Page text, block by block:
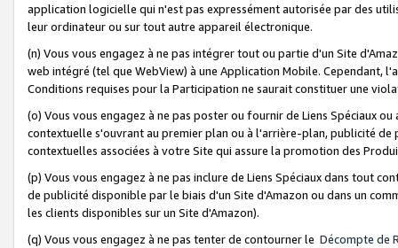
application logicielle qui n'est pas expressément autorisée par des
leur ordinateur ou sur tout autre appareil électronique.
(n) Vous vous engagez à ne pas intégrer tout ou partie d'un Site
web intégré (tel que WebView) à une Application Mobile. Cependant,
Conditions requises pour la Participation ne saurait constituer une
(o) Vous vous engagez à ne pas poster ou fournir de Liens Spéciaux
contextuelle s'ouvrant au premier plan ou à l'arrière-plan, publicité
contextuelles associées à votre Site qui assure la promotion des
(p) Vous vous engagez à ne pas inclure de Liens Spéciaux dans tout
de publicité disponible par le biais d'un Site d'Amazon ou dans un
les clients disponibles sur un Site d'Amazon).
(q) Vous vous engagez à ne pas tenter de contourner le Décompte de